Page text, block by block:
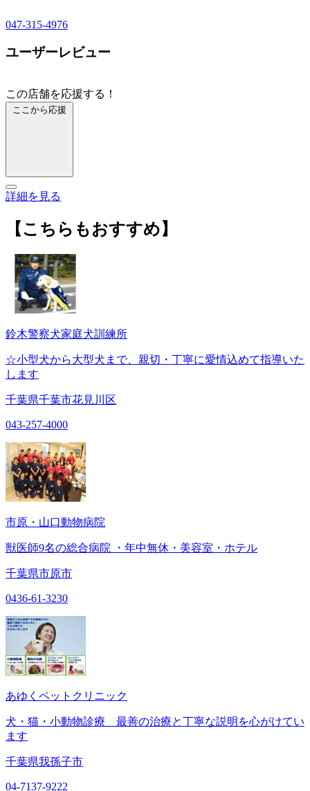
047-315-4976
ユーザーレビュー
この店舗を応援する！
ここから応援
詳細を見る
【こちらもおすすめ】
鈴木警察犬家庭犬訓練所
☆小型犬から大型犬まで、親切・丁寧に愛情込めて指導いた
します
千葉県千葉市花見川区
043-257-4000
市原・山口動物病院
獣医師9名の総合病院 ・年中無休・美容室・ホテル
千葉県市原市
0436-61-3230
あゆくペットクリニック
犬・猫・小動物診療 最善の治療と丁寧な説明を心がけてい
ます
千葉県我孫子市
04-7137-9222